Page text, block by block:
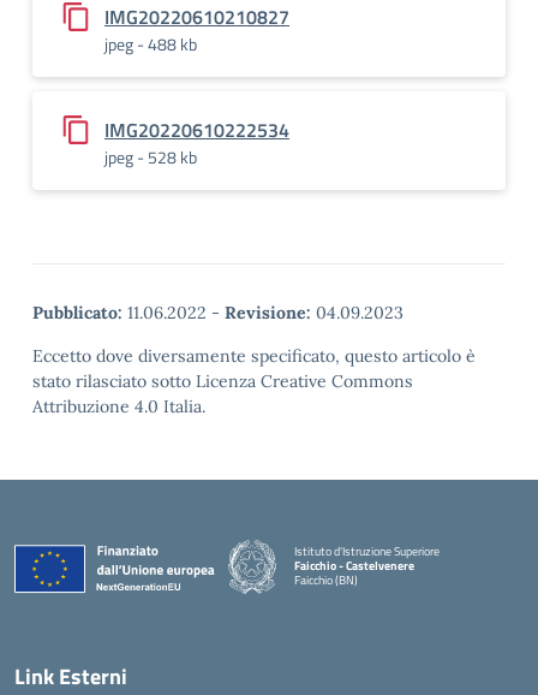
IMG20220610210827
jpeg - 488 kb
IMG20220610222534
jpeg - 528 kb
Pubblicato: 11.06.2022 - Revisione: 04.09.2023
Eccetto dove diversamente specificato, questo articolo è
stato rilasciato sotto Licenza Creative Commons
Attribuzione 4.0 Italia.
Istituto d'Istruzione Superiore
Faicchio - Castelvenere
Faicchio (BN)
Link Esterni